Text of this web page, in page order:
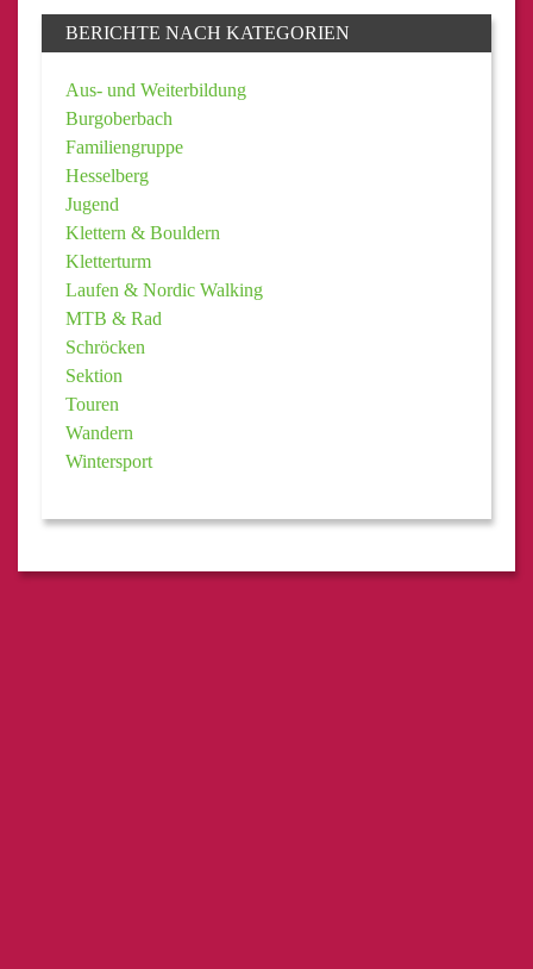
BERICHTE NACH KATEGORIEN
Aus- und Weiterbildung
Burgoberbach
Familiengruppe
Hesselberg
Jugend
Klettern & Bouldern
Kletterturm
Laufen & Nordic Walking
MTB & Rad
Schröcken
Sektion
Touren
Wandern
Wintersport